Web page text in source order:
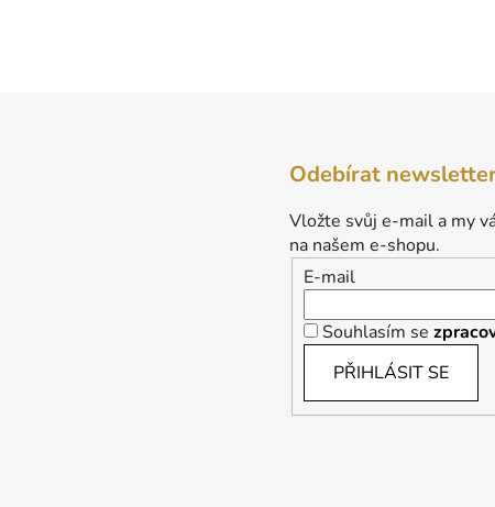
Odebírat
Vložte svůj e-mail a my
na našem e-shopu.
E-mail
Souhlasím se
PŘIHLÁSIT SE